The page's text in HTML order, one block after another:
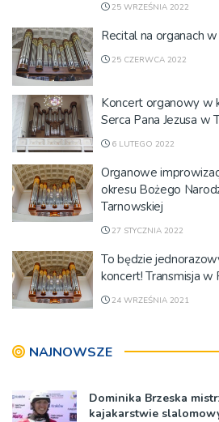
25 WRZEŚNIA 2022
Recital na organach
25 CZERWCA 2022
Koncert organowy w
Serca Pana Jezusa w
6 LUTEGO 2022
Organowe
okresu Bożego
Tarnowskiej
27 STYCZNIA 2022
To będzie
koncert! Transmisja w
24 WRZEŚNIA 2021
NAJNOWSZE
Dominika Brzeska
kajakarstwie